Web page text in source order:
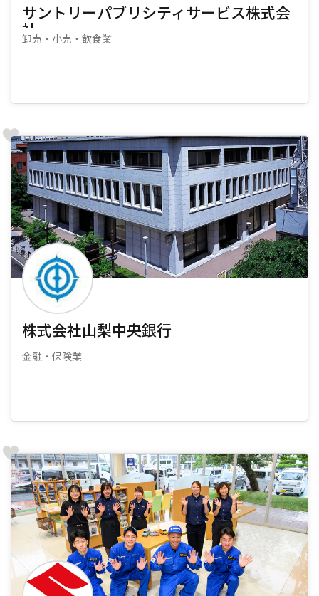
サントリーパブリシティサービス株式会
社
卸売・小売・飲食業
株式会社山梨中央銀行
金融・保険業